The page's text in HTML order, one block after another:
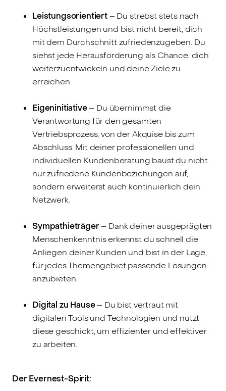
Leistungsorientiert– Du strebst stets nach
Höchstleistungen und bist nicht bereit, dich
mit dem Durchschnitt zufriedenzugeben. Du
siehst jede Herausforderung als Chance, dich
weiterzuentwickeln und deine Ziele zu
erreichen.
Eigeninitiative– Du übernimmst die
Verantwortung für den gesamten
Vertriebsprozess, von der Akquise bis zum
Abschluss. Mit deiner professionellen und
individuellen Kundenberatung baust du nicht
nur zufriedene Kundenbeziehungen auf,
sondern erweiterst auch kontinuierlich dein
Netzwerk.
Sympathieträger– Dank deiner ausgeprägten
Menschenkenntnis erkennst du schnell die
Anliegen deiner Kunden und bist in der Lage,
für jedes Themengebiet passende Lösungen
anzubieten.
Digital zu Hause– Du bist vertraut mit
digitalen Tools und Technologien und nutzt
diese geschickt, um effizienter und effektiver
zu arbeiten.
Der Evernest-Spirit: